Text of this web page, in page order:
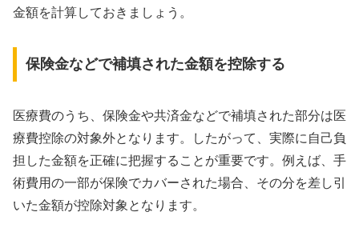
金額を計算しておきましょう。
保険金などで補填された金額を控除する
医療費のうち、保険金や共済金などで補填された部分は医
療費控除の対象外となります。したがって、実際に自己負
担した金額を正確に把握することが重要です。例えば、手
術費用の一部が保険でカバーされた場合、その分を差し引
いた金額が控除対象となります。